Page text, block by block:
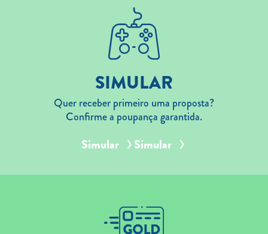
SIMULAR
Quer receber primeiro uma proposta?
Confirme a poupança garantida.
Simular Simular